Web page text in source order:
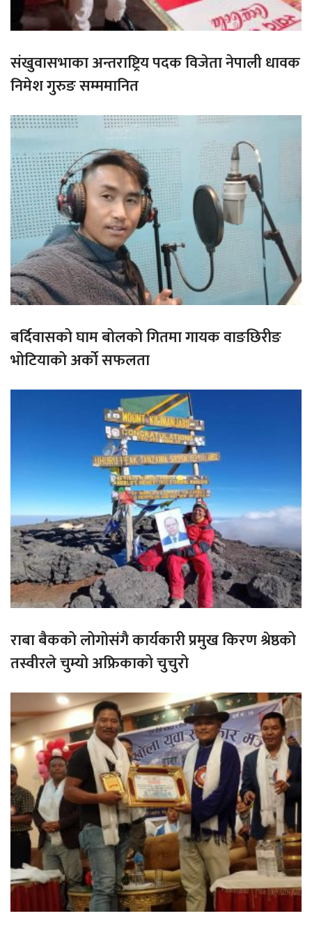
संखुवासभाका अन्तराष्ट्रिय पदक विजेता नेपाली धावक
निमेश गुरुङ सम्ममानित
बर्दिवासको घाम बोलको गितमा गायक वाङछिरीङ
भोटियाको अर्को सफलता
राबा बैकको लोगोसंगै कार्यकारी प्रमुख किरण श्रेष्ठको
तस्वीरले चुम्यो अफ्रिकाको चुचुरो